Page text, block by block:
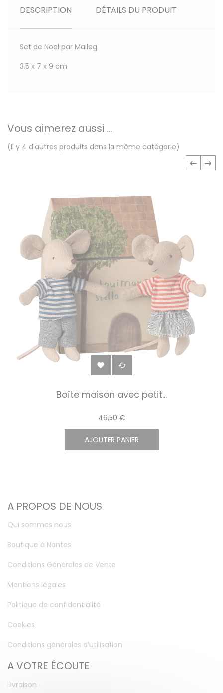
DESCRIPTION DÉTAILS DU PRODUIT
Set de Noël par Maileg
3.5 x 7 x 9 cm
Vous aimerez aussi ...
(Il y 4 d'autres produits dans la même catégorie)
 
Boîte maison avec petit...
46,50 €
AJOUTER PANIER
A PROPOS DE NOUS
Qui sommes nous
Boutique à Nantes
Conditions Générales de Vente
Mentions légales
Politique de confidentialité
Cookies
Conditions générales d’utilisation
A VOTRE ÉCOUTE
Livraison